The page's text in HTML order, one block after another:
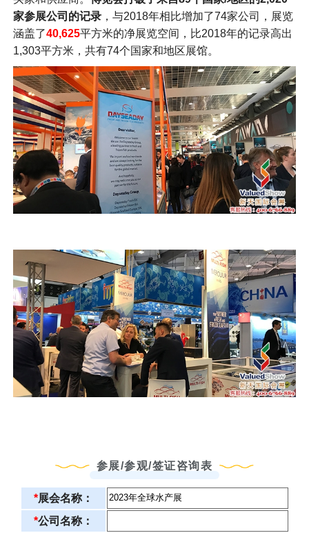
家参展公司的记录，与2018年相比增加了74家公司，展览
涵盖了40,625平方米的净展览空间，比2018年的记录高出
1,303平方米，共有74个国家和地区展馆。
参展/参观/签证咨询表
*展会名称：
*公司名称：